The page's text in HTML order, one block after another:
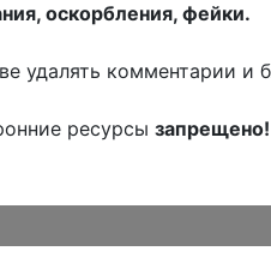
оскорбления, фейки.
удалять комментарии и
ресурсы запрещено!